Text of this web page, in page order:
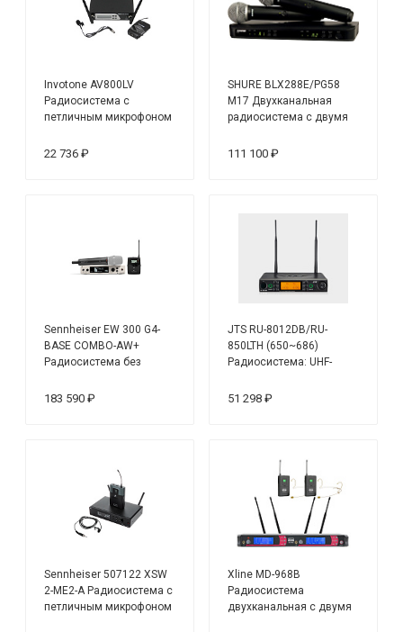
Invotone AV800LV
Радиосистема с
петличным микрофоном
22 736 ₽
SHURE BLX288E/PG58
M17 Двухканальная
радиосистема с двумя
PG58
111 100 ₽
Sennheiser EW 300 G4-
BASE COMBO-AW+
Радиосистема без
микрофона (470-558
183 590 ₽
JTS RU-8012DB/RU-
850LTH (650~686)
Радиосистема: UHF-
+ 2 UHF-передатчика
51 298 ₽
Sennheiser 507122 XSW
2-ME2-A Радиосистема с
петличным микрофоном
Xline MD-968B
Радиосистема
двухканальная c двумя